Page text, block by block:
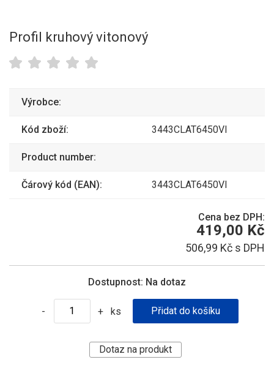
Profil kruhový vitonový
Výrobce:
Kód zboží: 3443CLAT6450VI
Product number:
Čárový kód (EAN): 3443CLAT6450VI
Cena bez DPH:
419,00 Kč
506,99 Kč s DPH
Dostupnost: Na dotaz
- + ks
Dotaz na produkt